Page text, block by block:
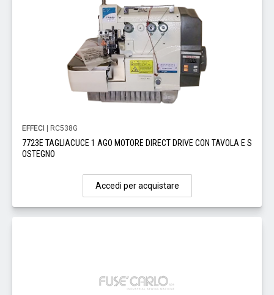
EFFECI | RC538G
7723E TAGLIACUCE 1 AGO MOTORE DIRECT DRIVE CON TAVOLA E S
OSTEGNO
Accedi per acquistare